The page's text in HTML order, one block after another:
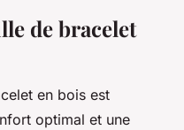
de bracelet
en bois est
optimal et une